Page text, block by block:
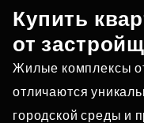
Купить
от
Жилые комплексы
отличаются
городской среды и